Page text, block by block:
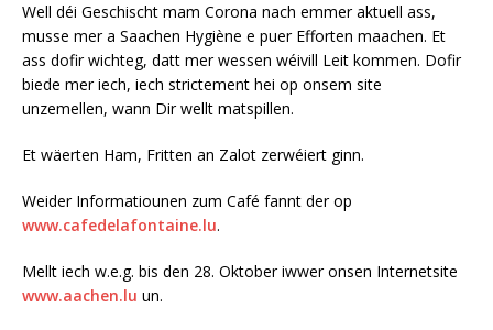
Well déi Geschischt mam Corona nach emmer aktuell ass,
musse mer a Saachen Hygiène e puer Efforten maachen. Et
ass dofir wichteg, datt mer wessen wéivill Leit kommen. Dofir
biede mer iech, iech strictement hei op onsem site
unzemellen, wann Dir wellt matspillen.
Et wäerten Ham, Fritten an Zalot zerwéiert ginn.
Weider Informatiounen zum Café fannt der op
www.cafedelafontaine.lu.
Mellt iech w.e.g. bis den 28. Oktober iwwer onsen Internetsite
www.aachen.lu un.